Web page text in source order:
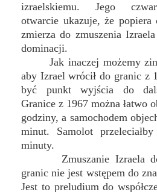
izraelskiemu. Jego
otwarcie ukazuje, że
zmierza do zmuszenia
dominacji.
Jak inaczej możemy
aby Izrael wrócił do granic z
być punkt wyjścia do
Granice z 1967 można łatwo
godziny, a samochodem
minut. Samolot
minuty.
Zmuszanie Izraela do
granic nie jest wstępem do
Jest to preludium do